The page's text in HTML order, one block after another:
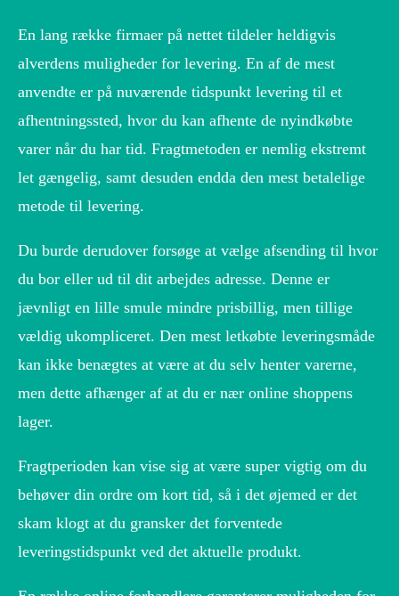
En lang række firmaer på nettet tildeler heldigvis
alverdens muligheder for levering. En af de mest
anvendte er på nuværende tidspunkt levering til et
afhentningssted, hvor du kan afhente de nyindkøbte
varer når du har tid. Fragtmetoden er nemlig ekstremt
let gængelig, samt desuden endda den mest betalelige
metode til levering.
Du burde derudover forsøge at vælge afsending til hvor
du bor eller ud til dit arbejdes adresse. Denne er
jævnligt en lille smule mindre prisbillig, men tillige
vældig ukompliceret. Den mest letkøbte leveringsmåde
kan ikke benægtes at være at du selv henter varerne,
men dette afhænger af at du er nær online shoppens
lager.
Fragtperioden kan vise sig at være super vigtig om du
behøver din ordre om kort tid, så i det øjemed er det
skam klogt at du gransker det forventede
leveringstidspunkt ved det aktuelle produkt.